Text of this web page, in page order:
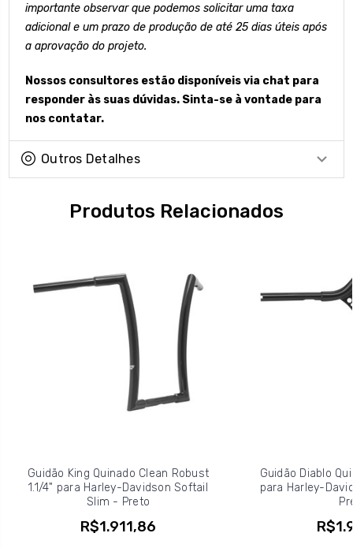
importante observar que podemos solicitar uma taxa
adicional e um prazo de produção de até 25 dias úteis após
a aprovação do projeto.
Nossos consultores estão disponíveis via chat para
responder às suas dúvidas. Sinta-se à vontade para
nos contatar.
Outros Detalhes
Produtos Relacionados
Guidão King Quinado Clean Robust
1.1/4" para Harley-Davidson Softail
Slim - Preto
R$1.911,86
Guidão Diablo
para Harley-